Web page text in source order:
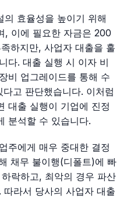
효율성을 높이기 위해
, 이에 필요한 자금은 200
하지만, 사업자 대출을 훌
다. 대출 실행 시 이자 비
비 업그레이드를 통해 수
고 판단했습니다. 이처럼
대출 실행이 기업에 진정
분석할 수 있습니다.
주에게 매우 중대한 결정
채무 불이행(디폴트)에 빠
락하고, 최악의 경우 파산
라서 당사의 사업자 대출